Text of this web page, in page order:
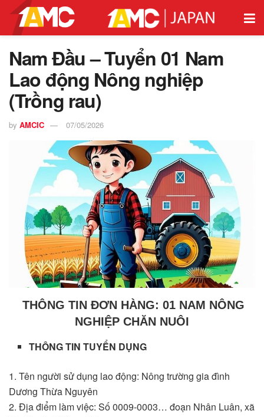
Nam Đầu – Tuyển 01 Nam
Lao động Nông nghiệp
(Trồng rau)
by AMCIC 07/05/2026
THÔNG TIN ĐƠN HÀNG: 01 NAM NÔNG
NGHIỆP CHĂN NUÔI
THÔNG TIN TUYỂN DỤNG
1. Tên người sử dụng lao động: Nông trường gia đình
Dương Thừa Nguyên
2. Địa điểm làm việc: Số 0009-0003… đoạn Nhân Luân, xã